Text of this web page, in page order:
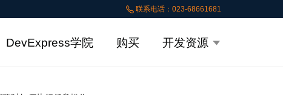
联系电话：023-68661681
DevExpress学院 购买 开发资源